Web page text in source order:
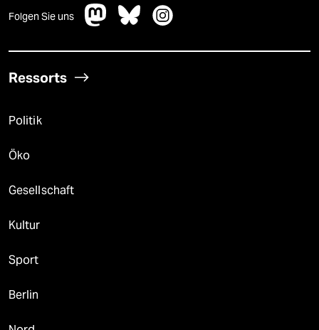
Folgen Sie uns
Ressorts
Politik
Öko
Gesellschaft
Kultur
Sport
Berlin